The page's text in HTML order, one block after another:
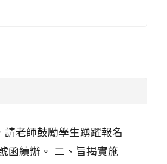
老師鼓勵學生踴躍報名
函續辦。 二、旨揭實施